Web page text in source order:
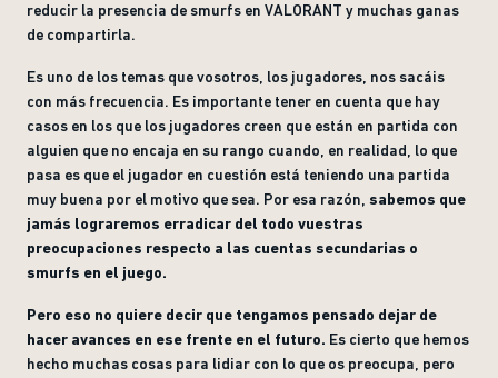
reducir la presencia de smurfs en VALORANT y muchas ganas
de compartirla.
Es uno de los temas que vosotros, los jugadores, nos sacáis
con más frecuencia. Es importante tener en cuenta que hay
casos en los que los jugadores creen que están en partida con
alguien que no encaja en su rango cuando, en realidad, lo que
pasa es que el jugador en cuestión está teniendo una partida
muy buena por el motivo que sea. Por esa razón, sabemos que
jamás lograremos erradicar del todo vuestras
preocupaciones respecto a las cuentas secundarias o
smurfs en el juego.
Pero eso no quiere decir que tengamos pensado dejar de
hacer avances en ese frente en el futuro. Es cierto que hemos
hecho muchas cosas para lidiar con lo que os preocupa, pero